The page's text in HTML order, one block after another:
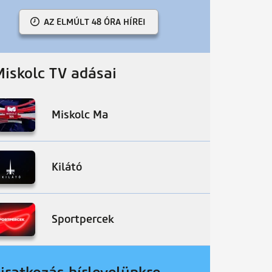
AZ ELMÚLT 48 ÓRA HÍREI
TV adásai
Miskolc Ma
Kilátó
Sportpercek